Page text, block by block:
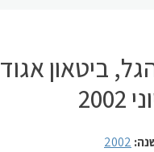
ביטאון
2002
2002